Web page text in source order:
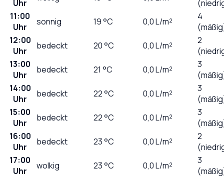
Uhr
11:00
Uhr
sonnig 19°C 0,0L/m²
4
12:00
Uhr
bedeckt 20°C 0,0L/m²
2
13:00
Uhr
bedeckt 21 °C 0,0L/m²
3
14:00
Uhr
bedeckt 22°C 0,0L/m²
3
15:00
Uhr
bedeckt 22°C 0,0L/m²
3
16:00
Uhr
bedeckt 23°C 0,0L/m²
2
17:00
Uhr
wolkig 23°C 0,0L/m²
3